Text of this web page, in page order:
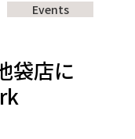
Events
袋店に